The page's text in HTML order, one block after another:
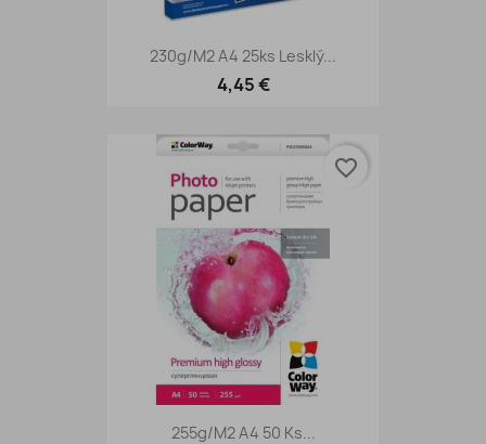
230g/m2 A4 25ks Lesklý...
4,45 €
255g/m2 A4 50 Ks...
favorite_border